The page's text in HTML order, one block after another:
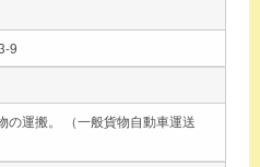
9
の運搬。 （一般貨物自動車運送